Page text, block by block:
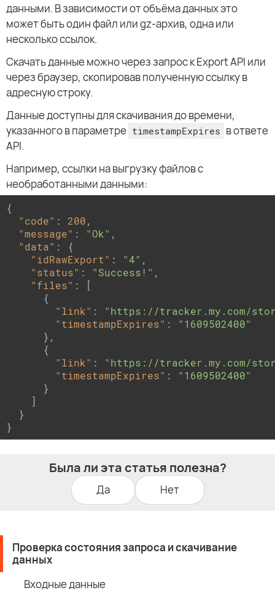
данными. В зависимости от объёма данных это
может быть один файл или gz-архив, одна или
несколько ссылок.
Скачать данные можно через запрос к Export API или
через браузер, скопировав полученную ссылку в
адресную строку.
Данные доступны для скачивания до времени,
указанного в параметре timestampExpires в ответе
API.
Например, ссылки на выгрузку файлов с
необработанными данными:
{
"code" : 200,
"message" : "Ok" ,
"data" : {
"idRawExport" : "4" ,
"status" : "Success!" ,
"files" : [
      {
"link" : "https://tracker.my.com/
"timestampExpires" : "1609502400"
      },
      {
"link" : "https://tracker.my.com/
"timestampExpires" : "1609502400"
      }
    ]
  }
}
Была ли эта статья полезна?
Да Нет
Проверка состояния запроса и скачивание
данных
Входные данные